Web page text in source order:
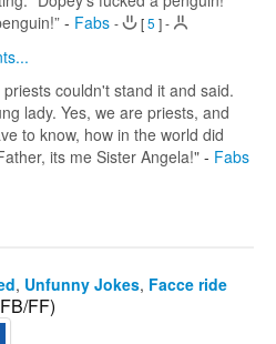
- Fabs - [5 ]-
couldn't stand it and said.
lady. Yes, we are priests, and
to know, how in the world did
its me Sister Angela!" - Fabs
, Unfunny Jokes, Facce ride
FF)